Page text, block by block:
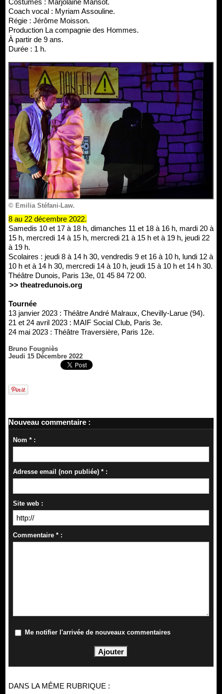
Coach vocal : Myriam Assouline.
Régie : Jérôme Moisson.
Production La compagnie des Hommes.
À partir de 9 ans.
Durée : 1 h.
© Emilia Stéfani-Law.
8 au 22 décembre 2022.
Samedis 10 et 17 à 18 h, dimanches 11 et 18 à 16 h, mardi 20 à
15 h, mercredi 14 à 15 h, mercredi 21 à 15 h et à 19 h, jeudi 22
à 19 h.
Scolaires : jeudi 8 à 14 h 30, vendredis 9 et 16 à 10 h, lundi 12 à
10 h et à 14 h 30, mercredi 14 à 10 h, jeudi 15 à 10 h et 14 h 30.
Théâtre Dunois, Paris 13e, 01 45 84 72 00.
>> theatredunois.org
Tournée
13 janvier 2023 : Théâtre André Malraux, Chevilly-Larue (94).
21 et 24 avril 2023 : MAIF Social Club, Paris 3e.
24 mai 2023 : Théâtre Traversière, Paris 12e.
Bruno Fougniès
Jeudi 15 Décembre 2022
Nouveau commentaire :
Nom * :
Adresse email (non publiée) * :
Site web :
Commentaire * :
Me notifier l'arrivée de nouveaux commentaires
DANS LA MÊME RUBRIQUE :